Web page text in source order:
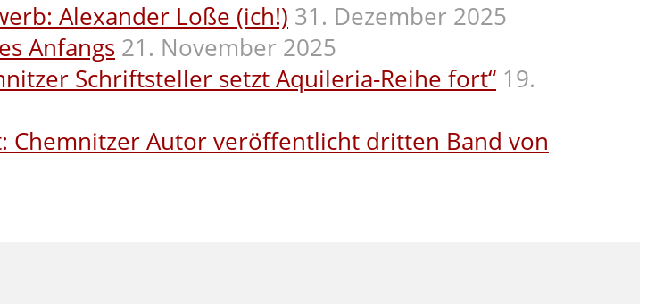
Alexander Loße (ich!) 31. Dezember 2025
Anfangs 21. November 2025
Schriftsteller setzt Aquileria-Reihe fort“ 19.
Chemnitzer Autor veröffentlicht dritten Band von